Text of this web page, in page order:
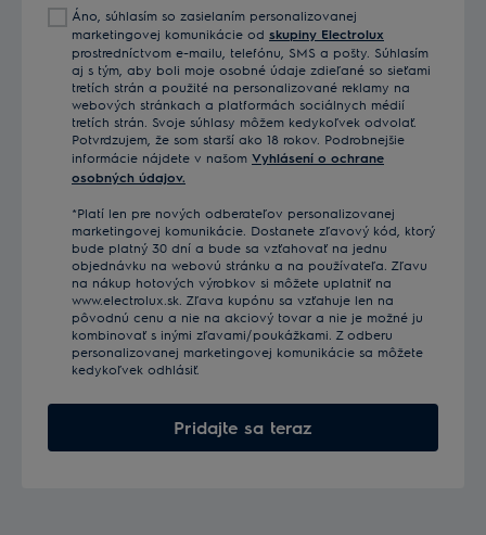
mailovú
adresu
Áno, súhlasím so zasielaním personalizovanej
marketingovej komunikácie od skupiny Electrolux
prostredníctvom e-mailu, telefónu, SMS a pošty. Súhlasím
aj s tým, aby boli moje osobné údaje zdieľané so sieťami
tretích strán a použité na personalizované reklamy na
webových stránkach a platformách sociálnych médií
tretích strán. Svoje súhlasy môžem kedykoľvek odvolať.
Potvrdzujem, že som starší ako 18 rokov. Podrobnejšie
informácie nájdete v našom Vyhlásení o ochrane
osobných údajov.
*Platí len pre nových odberateľov personalizovanej
marketingovej komunikácie. Dostanete zľavový kód, ktorý
bude platný 30 dní a bude sa vzťahovať na jednu
objednávku na webovú stránku a na používateľa. Zľavu
na nákup hotových výrobkov si môžete uplatniť na
www.electrolux.sk. Zľava kupónu sa vzťahuje len na
pôvodnú cenu a nie na akciový tovar a nie je možné ju
kombinovať s inými zľavami/poukážkami. Z odberu
personalizovanej marketingovej komunikácie sa môžete
kedykoľvek odhlásiť.
Pridajte sa teraz